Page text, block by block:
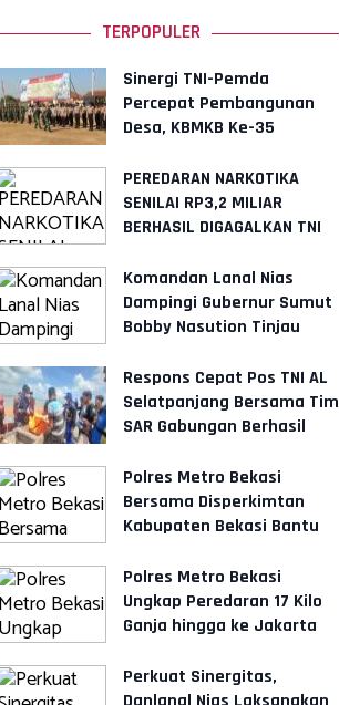
TERPOPULER
Sinergi TNI-Pemda
Percepat Pembangunan
Desa, KBMKB Ke-35
PEREDARAN NARKOTIKA
SENILAI RP3,2 MILIAR
BERHASIL DIGAGALKAN TNI
Komandan Lanal Nias
Dampingi Gubernur Sumut
Bobby Nasution Tinjau
Budidaya R
Respons Cepat Pos TNI AL
Selatpanjang Bersama Tim
SAR Gabungan Berhasil
Polres Metro Bekasi
Bersama Disperkimtan
Kabupaten Bekasi Bantu
Warga
Polres Metro Bekasi
Ungkap Peredaran 17 Kilo
Ganja hingga ke Jakarta
Perkuat Sinergitas,